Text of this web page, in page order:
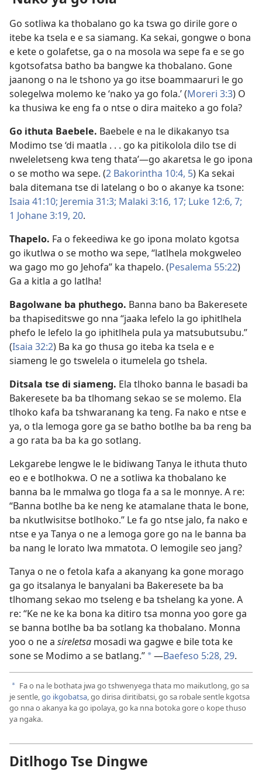
Go sotliwa ka thobalano go ka tswa go dirile gore o
itebe ka tsela e e sa siamang. Ka sekai, gongwe o bona
e kete o golafetse, ga o na mosola wa sepe fa e se go
kgotsofatsa batho ba bangwe ka thobalano. Gone
jaanong o na le tshono ya go itse boammaaruri le go
solegelwa molemo ke ‘nako ya go fola.’ (Moreri 3:3) O
ka thusiwa ke eng fa o ntse o dira maiteko a go fola?
Go ithuta Baebele. Baebele e na le dikakanyo tsa
Modimo tse ‘di maatla . . . go ka pitikolola dilo tse di
nweleletseng kwa teng thata’​—go akaretsa le go ipona
o se motho wa sepe. (2 Bakorintha 10:4, 5) Ka sekai
bala ditemana tse di latelang o bo o akanye ka tsone:
Isaia 41:10; Jeremia 31:3; Malaki 3:16, 17; Luke 12:6, 7;
1 Johane 3:19, 20.
Thapelo. Fa o fekeediwa ke go ipona molato kgotsa
go ikutlwa o se motho wa sepe, “latlhela mokgweleo
wa gago mo go Jehofa” ka thapelo. (Pesalema 55:22)
Ga a kitla a go latlha!
Bagolwane ba phuthego. Banna bano ba Bakeresete
ba thapiseditswe go nna “jaaka lefelo la go iphitlhela
phefo le lefelo la go iphitlhela pula ya matsubutsubu.”
(Isaia 32:2) Ba ka go thusa go iteba ka tsela e e
siameng le go tswelela o itumelela go tshela.
Ditsala tse di siameng. Ela tlhoko banna le basadi ba
Bakeresete ba ba tlhomang sekao se se molemo. Ela
tlhoko kafa ba tshwaranang ka teng. Fa nako e ntse e
ya, o tla lemoga gore ga se batho botlhe ba ba reng ba
a go rata ba ba ka go sotlang.
Lekgarebe lengwe le le bidiwang Tanya le ithuta thuto
eo e e botlhokwa. O ne a sotliwa ka thobalano ke
banna ba le mmalwa go tloga fa a sa le monnye. A re:
“Banna botlhe ba ke neng ke atamalane thata le bone,
ba nkutlwisitse botlhoko.” Le fa go ntse jalo, fa nako e
ntse e ya Tanya o ne a lemoga gore go na le banna ba
ba nang le lorato lwa mmatota. O lemogile seo jang?
Tanya o ne o fetola kafa a akanyang ka gone morago
ga go itsalanya le banyalani ba Bakeresete ba ba
tlhomang sekao mo tseleng e ba tshelang ka yone. A
re: “Ke ne ke ka bona ka ditiro tsa monna yoo gore ga
se banna botlhe ba ba sotlang ka thobalano. Monna
yoo o ne a sireletsa mosadi wa gagwe e bile tota ke
sone se Modimo a se batlang.” a—Baefeso 5:28, 29.
a Fa o na le bothata jwa go tshwenyega thata mo maikutlong, go sa
je sentle,go ikgobatsa, go dirisa diritibatsi, go sa robale sentle kgotsa
go nna o akanya ka go ipolaya, go ka nna botoka gore o kope thuso
ya ngaka.
Ditlhogo Tse Dingwe